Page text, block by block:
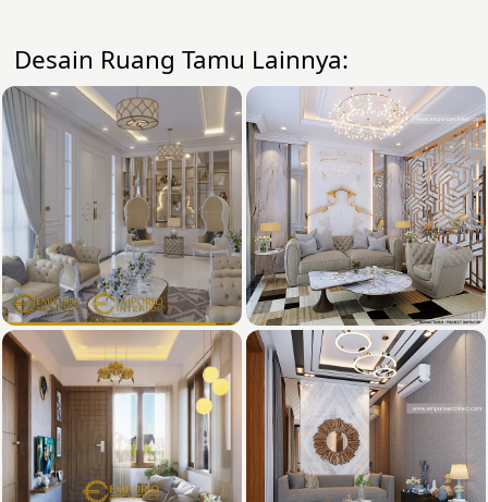
Desain Ruang Tamu Lainnya: